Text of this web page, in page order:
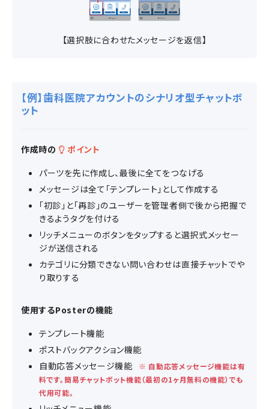
【選択肢に合わせたメッセージを返信】
【例】歯科医院アカウントのシナリオ型チャットボ
ット
作成時の
ポイント
パーツを先に作成し、最後に全てをつなげる
メッセージは全て「テンプレート」として作成する
「初診」と「再診」のユーザーを管理者側で後から把握で
きるようタグを付ける
リッチメニューのボタンをタップすると選択式メッセー
ジが送信される
カテゴリに分類できない問い合わせは直接チャットでや
り取りする
使用するPosterの機能
テンプレート機能
ポストバックアクション機能
自動応答メッセージ機能
※ 自動応答メッセージ機能は有
料です。簡易チャットボット機能（最初の1ヶ月無料の機能）でも
代用可能。